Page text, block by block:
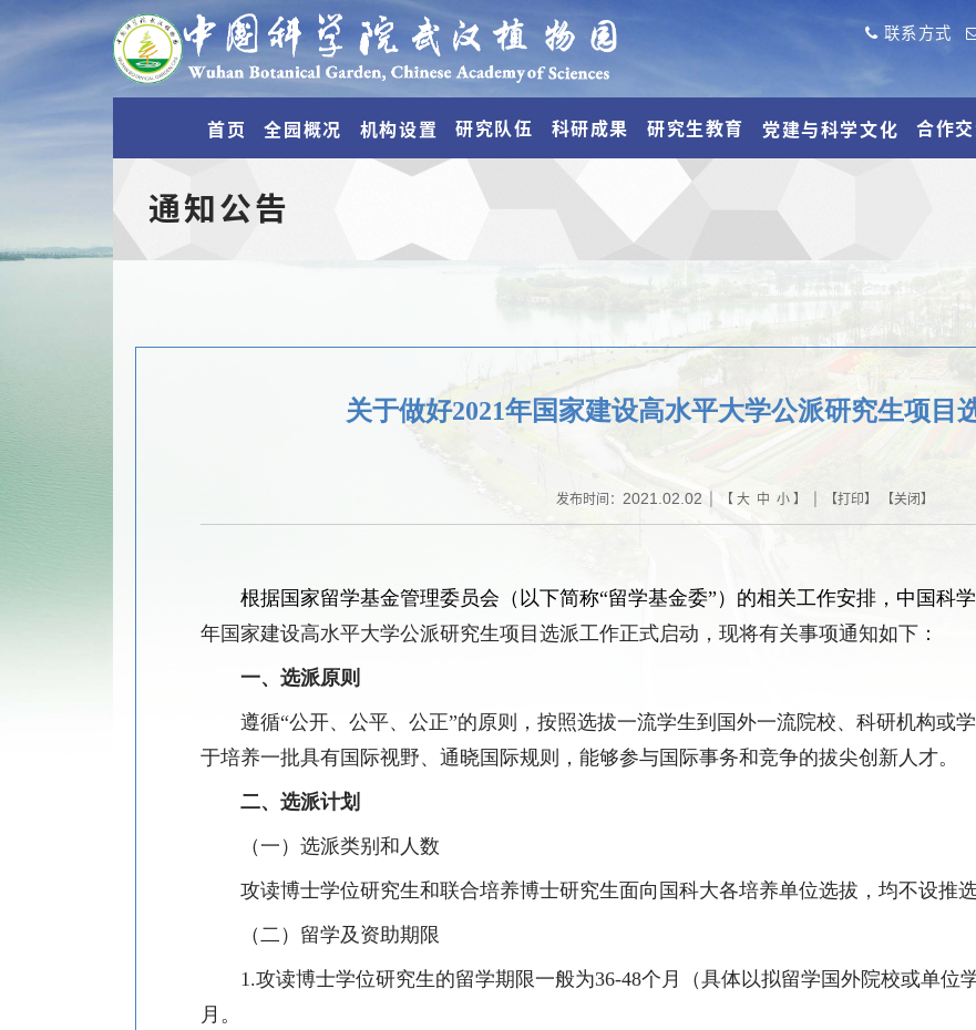
联系方式
首页 全园概况 机构设置 研究队伍 科研成果 研究生教育 党建与科学文化 合作
通知公告
关于做好2021年国家建设高水平大学公派研究生项目
发布时间： 2021.02.02 | 【 大 中 小】 | 【打印】 【关闭】
根据国家留学基金管理委员会（以下简称“留学基金委”）的相关工作安排，中国科学
年国家建设高水平大学公派研究生项目选派工作正式启动，现将有关事项通知如下：
一、选派原则
遵循“公开、公平、公正”的原则，按照选拔一流学生到国外一流院校、科研机构或
于培养一批具有国际视野、通晓国际规则，能够参与国际事务和竞争的拔尖创新人才。
二、选派计划
（一）选派类别和人数
攻读博士学位研究生和联合培养博士研究生面向国科大各培养单位选拔，均不设推选
（二）留学及资助期限
1.攻读博士学位研究生的留学期限一般为36-48个月（具体以拟留学国外院校或单位
月。